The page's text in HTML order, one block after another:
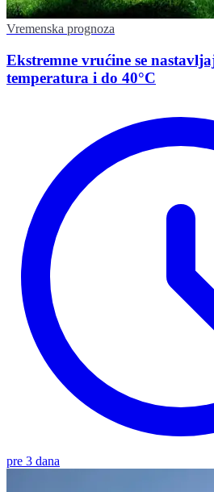
Vremenska prognoza
Ekstremne vrućine se
temperatura i do 40°C
pre 3 dana